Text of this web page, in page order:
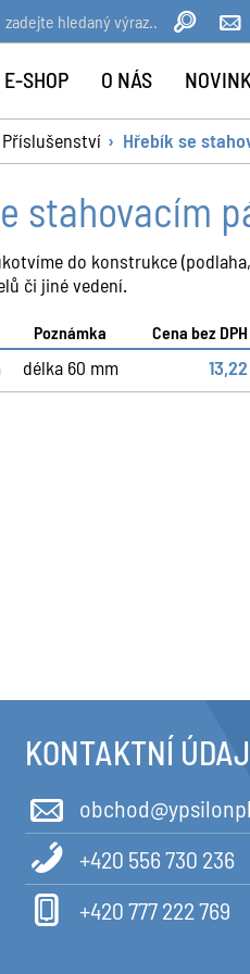
Příslušenství Hřebík se
stahovacím
do konstrukce
či jiné vedení.
Poznámka Cena bez DPH
délka 60 mm 13,22
SHOP O NÁS
KONTAKTNÍ
+420 556 730 236
+420 777 222 769